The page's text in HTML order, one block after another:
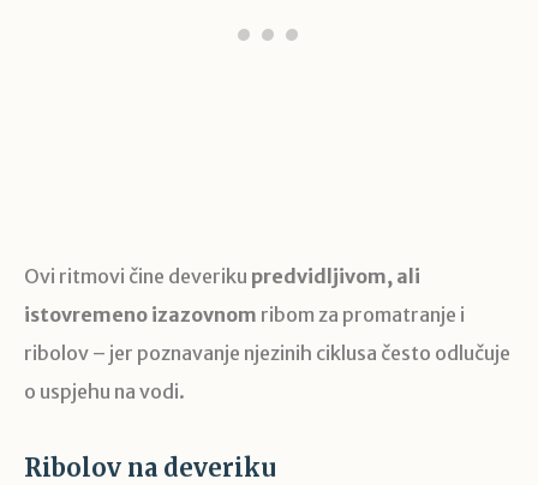
Ovi ritmovi čine deveriku predvidljivom, ali
istovremeno izazovnom ribom za promatranje i
ribolov – jer poznavanje njezinih ciklusa često odlučuje
o uspjehu na vodi.
Ribolov na deveriku